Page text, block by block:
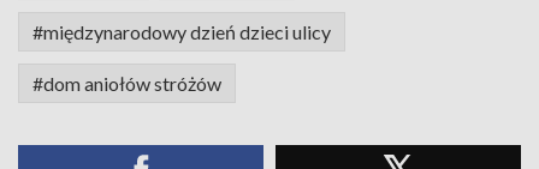
#międzynarodowy dzień dzieci ulicy
#dom aniołów stróżów